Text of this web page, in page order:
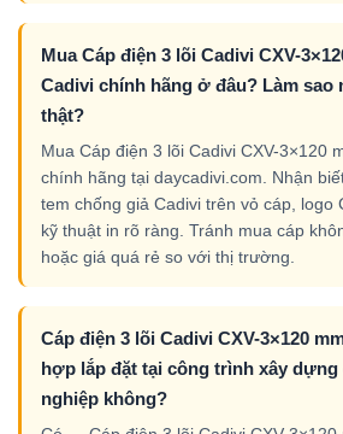
Mua Cáp điện 3 lõi Cadivi CXV-
Cadivi chính hãng ở đâu? Làm sao
thật?
Mua Cáp điện 3 lõi Cadivi CXV-3×120
chính hãng tại daycadivi.com. Nhận
tem chống giả Cadivi trên vỏ cáp, logo
kỹ thuật in rõ ràng. Tránh mua cáp
hoặc giá quá rẻ so với thị trường.
Cáp điện 3 lõi Cadivi CXV-3×120
hợp lắp đặt tại công trình xây dựng
nghiệp không?